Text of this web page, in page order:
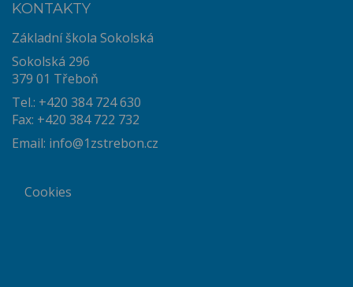
KONTAKTY
Základní škola Sokolská
Sokolská 296
379 01 Třeboň
Tel.: +420 384 724 630
Fax: +420 384 722 732
Email: info@1zstrebon.cz
Cookies